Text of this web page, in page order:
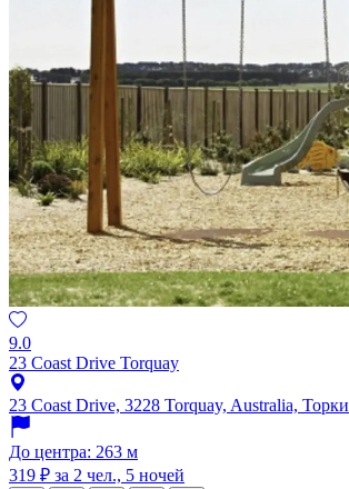
9.0
23 Coast Drive Torquay
23 Coast Drive, 3228 Torquay, Australia, Торки
До центра: 263 м
319 ₽ за 2 чел., 5 ночей